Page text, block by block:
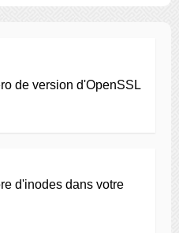
de version d'OpenSSL
d'inodes dans votre